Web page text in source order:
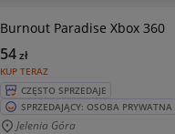
Burnout Paradise Xbox 360
KUP TERAZ
54zł
CZĘSTO SPRZEDAJE
SPRZEDAJĄCY: OSOBA PRYWATNA
Jelenia Góra